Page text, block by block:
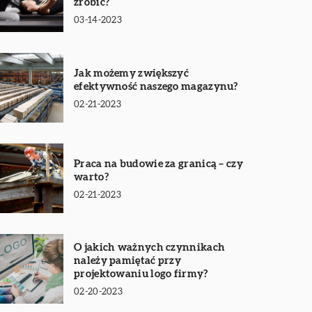
zrobić?
03-14-2023
Jak możemy zwiększyć
efektywność naszego magazynu?
02-21-2023
Praca na budowie za granicą – czy
warto?
02-21-2023
O jakich ważnych czynnikach
należy pamiętać przy
projektowaniu logo firmy?
02-20-2023